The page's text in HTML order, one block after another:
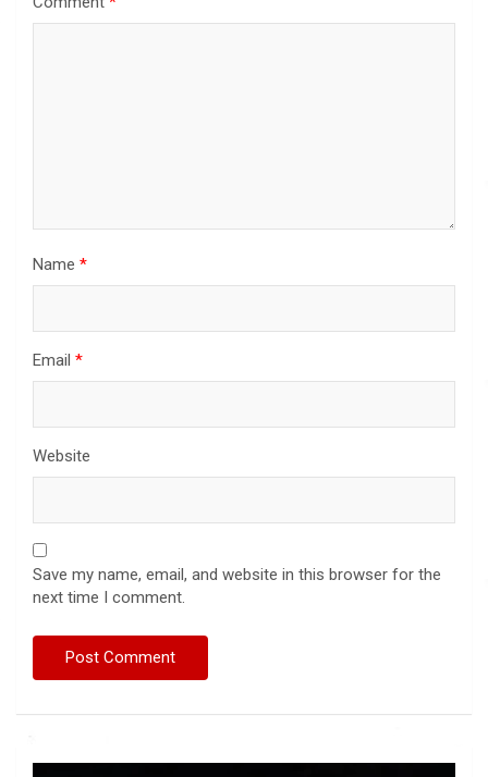
Name *
Email *
Website
Save my name, email, and website in this browser for the
next time I comment.